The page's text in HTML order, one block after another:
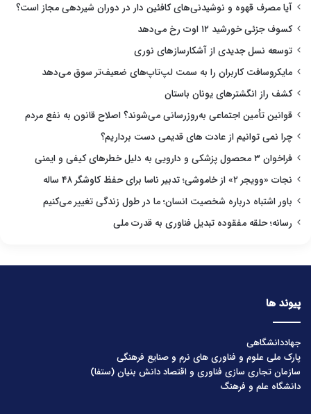
آیا مصرف قهوه و نوشیدنی‌های کافئین دار در دوران شیردهی مجاز است؟
کسوف جزئی خورشید ۱۲ اوت رخ می‌دهد
توسعه نسل جدیدی از آشکارسازهای نوری
مایکروسافت کاربران را به سمت لپ‌تاپ‌های ضعیف‌تر سوق می‌دهد
کشف راز انگشترهای یونان باستان
قوانین تأمین اجتماعی به‌روزرسانی می‌شوند؟ اصلاح قانون به نفع مردم
چرا نمی توانیم از عادت های قدیمی دست برداریم؟
فراخوان ۳ محصول پزشکی و دارویی به دلیل خطرهای کیفی و ایمنی
نجات «وویجر ۲» از خاموشی؛ تدبیر ناسا برای حفظ کاوشگر ۴۸ ساله
باور اشتباه درباره شخصیت انسان؛ ما در طول زندگی تغییر می‌کنیم
رسانه؛ حلقه مفقوده تبدیل فناوری به قدرت ملی
پیوند ها
جهاددانشگاهی
پارک ملی علوم و فناوری های نرم و صنایع فرهنگی
سازمان تجاری سازی فناوری و اقتصاد دانش بنیان (ستفا)
دانشگاه علم و فرهنگ